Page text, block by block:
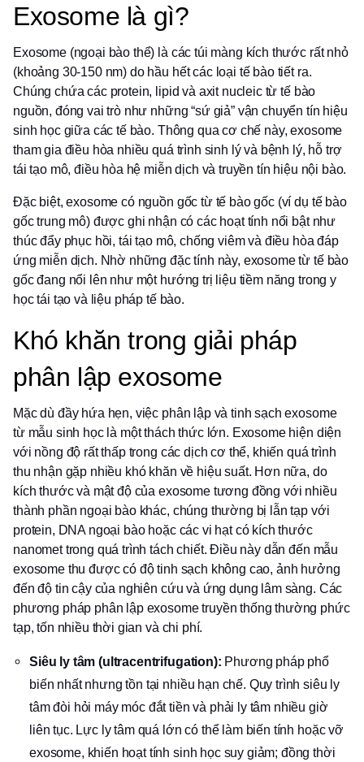
Exosome là gì?
Exosome (ngoại bào thể) là các túi màng kích thước rất nhỏ
(khoảng 30-150 nm) do hầu hết các loại tế bào tiết ra.
Chúng chứa các protein, lipid và axit nucleic từ tế bào
nguồn, đóng vai trò như những “sứ giả” vận chuyển tín hiệu
sinh học giữa các tế bào. Thông qua cơ chế này, exosome
tham gia điều hòa nhiều quá trình sinh lý và bệnh lý, hỗ trợ
tái tạo mô, điều hòa hệ miễn dịch và truyền tín hiệu nội bào.
Đặc biệt, exosome có nguồn gốc từ tế bào gốc (ví dụ tế bào
gốc trung mô) được ghi nhận có các hoạt tính nổi bật như
thúc đẩy phục hồi, tái tạo mô, chống viêm và điều hòa đáp
ứng miễn dịch. Nhờ những đặc tính này, exosome từ tế bào
gốc đang nổi lên như một hướng trị liệu tiềm năng trong y
học tái tạo và liệu pháp tế bào.
Khó khăn trong giải pháp
phân lập exosome
Mặc dù đầy hứa hẹn, việc phân lập và tinh sạch exosome
từ mẫu sinh học là một thách thức lớn. Exosome hiện diện
với nồng độ rất thấp trong các dịch cơ thể, khiến quá trình
thu nhận gặp nhiều khó khăn về hiệu suất. Hơn nữa, do
kích thước và mật độ của exosome tương đồng với nhiều
thành phần ngoại bào khác, chúng thường bị lẫn tạp với
protein, DNA ngoại bào hoặc các vi hạt có kích thước
nanomet trong quá trình tách chiết. Điều này dẫn đến mẫu
exosome thu được có độ tinh sạch không cao, ảnh hưởng
đến độ tin cậy của nghiên cứu và ứng dụng lâm sàng. Các
phương pháp phân lập exosome truyền thống thường phức
tạp, tốn nhiều thời gian và chi phí.
Siêu ly tâm (ultracentrifugation): Phương pháp phổ
biến nhất nhưng tồn tại nhiều hạn chế. Quy trình siêu ly
tâm đòi hỏi máy móc đắt tiền và phải ly tâm nhiều giờ
liên tục. Lực ly tâm quá lớn có thể làm biến tính hoặc vỡ
exosome, khiến hoạt tính sinh học suy giảm; đồng thời